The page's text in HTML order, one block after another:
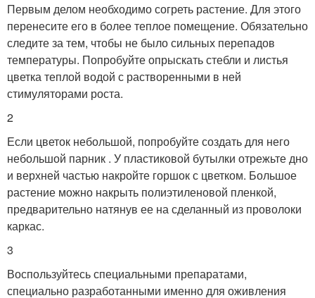
Первым делом необходимо согреть растение. Для этого
перенесите его в более теплое помещение. Обязательно
следите за тем, чтобы не было сильных перепадов
температуры. Попробуйте опрыскать стебли и листья
цветка теплой водой с растворенными в ней
стимуляторами роста.
2
Если цветок небольшой, попробуйте создать для него
небольшой парник . У пластиковой бутылки отрежьте дно
и верхней частью накройте горшок с цветком. Большое
растение можно накрыть полиэтиленовой пленкой,
предварительно натянув ее на сделанный из проволоки
каркас.
3
Воспользуйтесь специальными препаратами,
специально разработанными именно для оживления